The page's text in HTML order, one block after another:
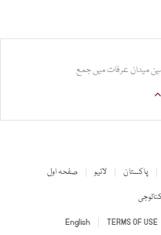
میدان عرفات میں جمع
صفحہ اول لائیو پاکستان
English
TERMS OF USE